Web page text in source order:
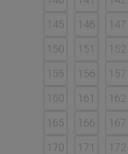
145
146 147
150
151 152
155
156 157
160
161 162
165
166 167
170
171 172